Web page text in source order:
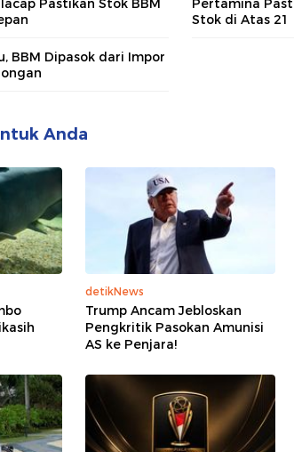
Pastikan Stok BBM
Pertamina
Stok di Atas 21
BBM Dipasok dari Impor
Anda
detikNews
Trump Ancam Jebloskan
Pengkritik Pasokan Amunisi
AS ke Penjara!